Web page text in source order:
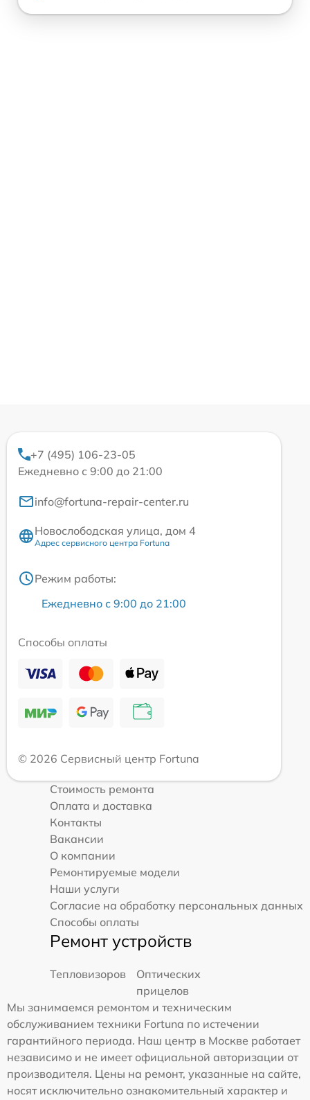
+7 (495) 106-23-05
Ежедневно с 9:00 до 21:00
info@fortuna-repair-center.ru
Новослободская улица, дом 4
Адрес сервисного центра Fortuna
Режим работы:
Ежедневно с 9:00 до 21:00
Способы оплаты
© 2026 Сервисный центр Fortuna
Стоимость ремонта
Оплата и доставка
Контакты
Вакансии
О компании
Ремонтируемые модели
Наши услуги
Согласие на обработку персональных данных
Способы оплаты
Ремонт устройств
Тепловизоров
Оптических
прицелов
Мы занимаемся ремонтом и техническим
обслуживанием техники Fortuna по истечении
гарантийного периода. Наш центр в Москве работает
независимо и не имеет официальной авторизации от
производителя. Цены на ремонт, указанные на сайте,
носят исключительно ознакомительный характер и